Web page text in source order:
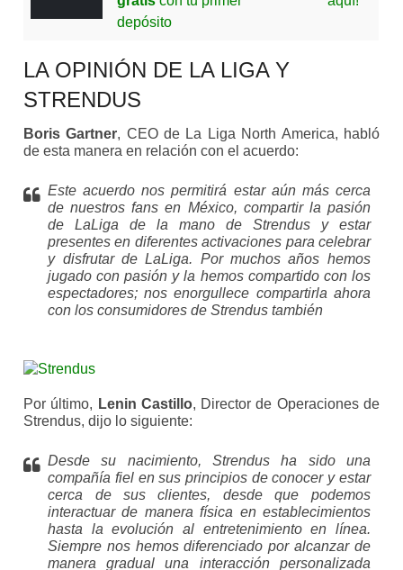
depósito
LA OPINIÓN DE LA LIGA Y
STRENDUS
Boris Gartner, CEO de La Liga North America, habló
de esta manera en relación con el acuerdo:
Este acuerdo nos permitirá estar aún más cerca
de nuestros fans en México, compartir la pasión
de LaLiga de la mano de Strendus y estar
presentes en diferentes activaciones para celebrar
y disfrutar de LaLiga. Por muchos años hemos
jugado con pasión y la hemos compartido con los
espectadores; nos enorgullece compartirla ahora
con los consumidores de Strendus también
Por último, Lenin Castillo, Director de Operaciones de
Strendus, dijo lo siguiente:
Desde su nacimiento, Strendus ha sido una
compañía fiel en sus principios de conocer y estar
cerca de sus clientes, desde que podemos
interactuar de manera física en establecimientos
hasta la evolución al entretenimiento en línea.
Siempre nos hemos diferenciado por alcanzar de
manera gradual una interacción personalizada